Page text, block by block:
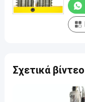
Σχετικά βίντεο